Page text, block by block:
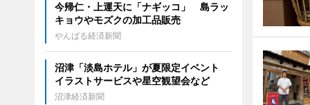
今帰仁・上運天に「ナギッコ」 島ラッ
キョウやモズクの加工品販売
やんばる経済新聞
沼津「淡島ホテル」が夏限定イベント
イラストサービスや星空観望会など
沼津経済新聞